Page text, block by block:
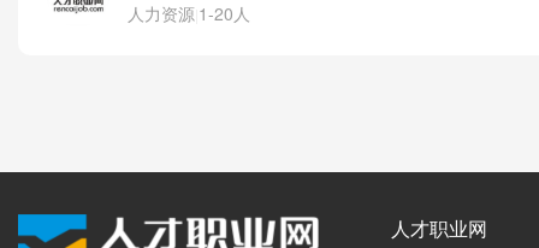
人力资源 1-20人
人才职业网